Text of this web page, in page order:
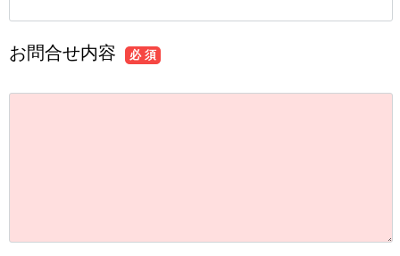
お問合せ内容 必 須